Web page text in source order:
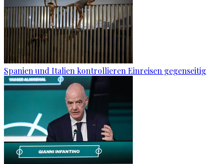
Spanien und Italien kontrollieren Einreisen gegenseitig